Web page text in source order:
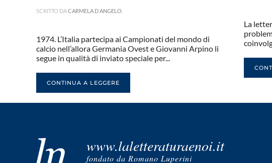
SCRITTO DACARMELA D ANGELO
1974. L’Italia partecipa ai Campionati del mondo di
calcio nell’allora Germania Ovest e Giovanni Arpino li
segue in qualità di inviato speciale per...
CONTINUA A LEGGERE
La
www.laletteraturaenoi.it
fondato da Romano Luperini